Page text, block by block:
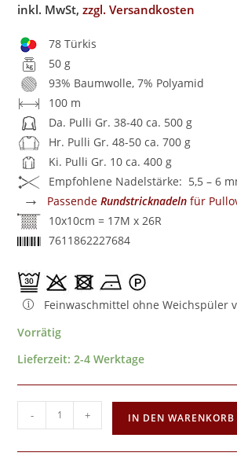
inkl. MwSt,zzgl. Versandkosten
78 Türkis
50 g
93% Baumwolle, 7% Polyamid
100 m
Da. Pulli Gr. 38-40 ca. 500 g
Hr. Pulli Gr. 48-50 ca. 700 g
Ki. Pulli Gr. 10 ca. 400 g
Empfohlene Nadelstärke: 5,5 – 6
→ PassendeRundstricknadeln für
10x10cm = 17M x 26R
7611862227684
Feinwaschmittel ohne Weichspüler
Vorrätig
Lieferzeit:2-4 Werktage
- + IN DEN WARENKORB